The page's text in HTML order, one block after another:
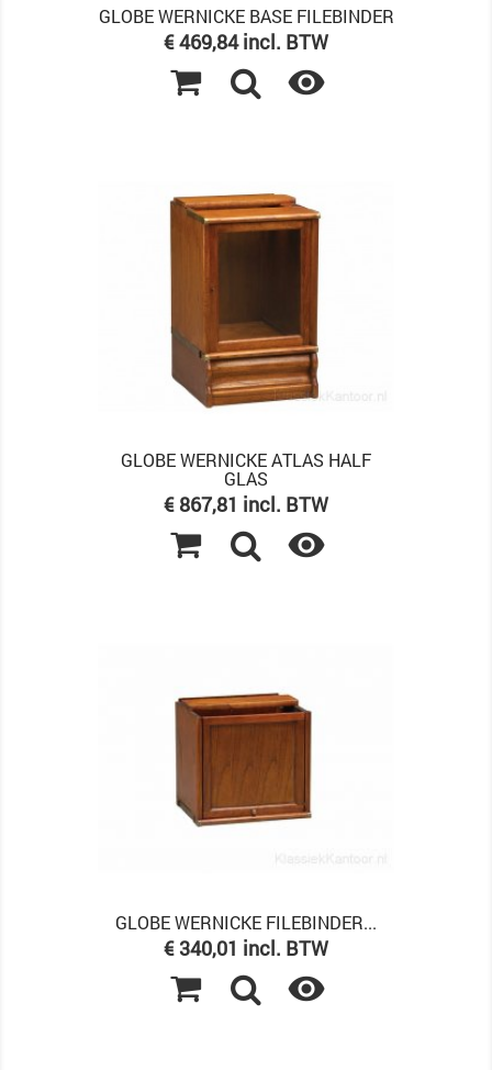
GLOBE WERNICKE BASE FILEBINDER
Prijs
€ 469,84 incl. BTW

GLOBE WERNICKE ATLAS HALF
GLAS
Prijs
€ 867,81 incl. BTW

GLOBE WERNICKE FILEBINDER...
Prijs
€ 340,01 incl. BTW
